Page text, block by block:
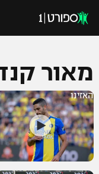
כדורגל ישראלי
ליגת העל
כדורגל עולמי
מאור
האזינו